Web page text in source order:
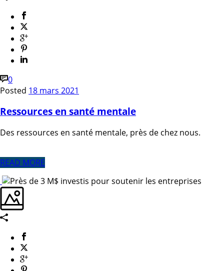
0
Posted 18 mars 2021
Ressources en santé mentale
Des ressources en santé mentale, près de chez nous.
READ MORE